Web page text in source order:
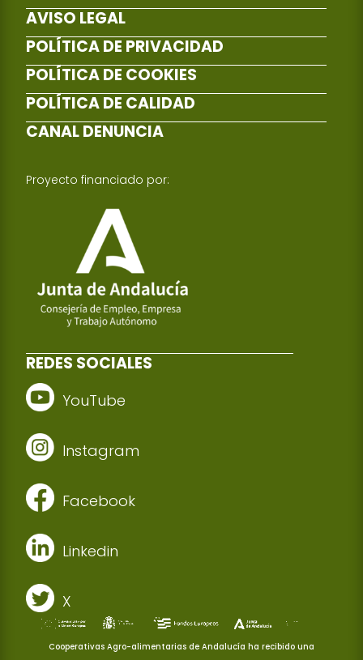
AVISO LEGAL
POLÍTICA DE PRIVACIDAD
POLÍTICA DE COOKIES
POLÍTICA DE CALIDAD
CANAL DENUNCIA
Proyecto financiado por:
REDES SOCIALES
YouTube
Instagram
Facebook
Linkedin
X
Cooperativas Agro-alimentarias de Andalucía ha recibido una